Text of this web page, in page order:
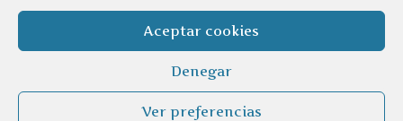
Aceptar cookies
Denegar
Ver preferencias